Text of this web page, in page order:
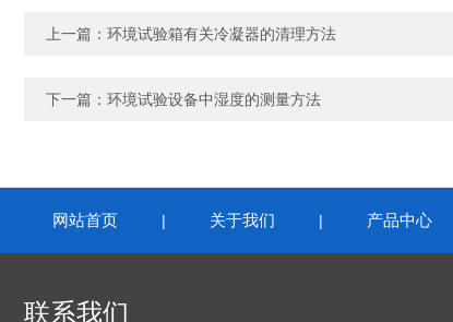
上一篇： 环境试验箱有关冷凝器的清理方法
下一篇： 环境试验设备中湿度的测量方法
网站首页 | 关于我们 | 产品中心
联系我们